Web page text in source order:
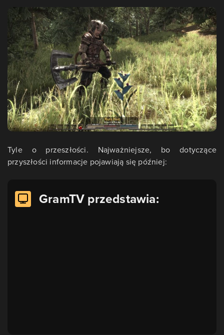
Tyle o przeszłości. Najważniejsze, bo dotyczące
przyszłości informacje pojawiają się później:
GramTV przedstawia: